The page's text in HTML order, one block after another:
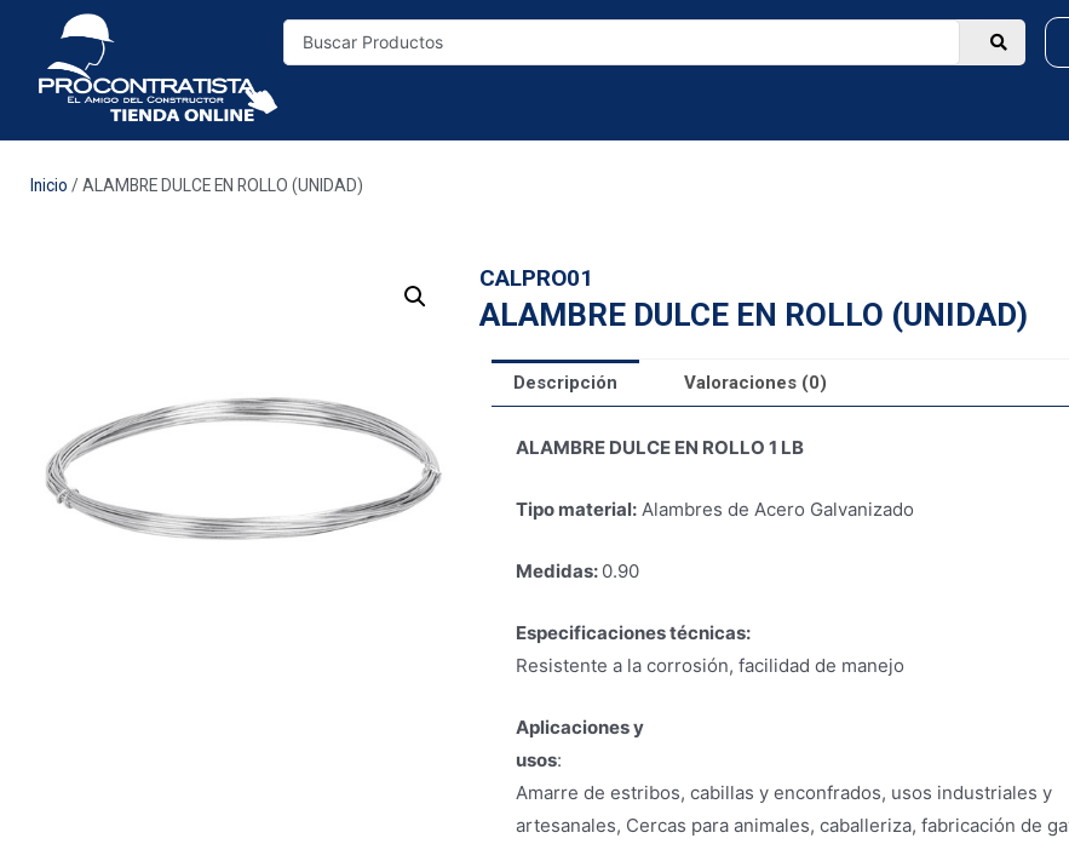
Inicio / ALAMBRE DULCE EN ROLLO (UNIDAD)
CALPRO01
ALAMBRE DULCE EN ROLLO (UNIDAD)
Descripción Valoraciones (0)
ALAMBRE DULCE EN ROLLO 1 LB
Tipo material:Alambres de Acero Galvanizado
Medidas: 0.90
Especificaciones técnicas:
Resistente a la corrosión, facilidad de manejo
Aplicaciones y
usos:
Amarre de estribos, cabillas y enconfrados, usos industriales y
artesanales, Cercas para animales, caballeriza, fabricación de